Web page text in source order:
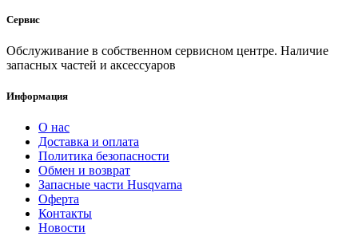
Сервис
Обслуживание в собственном сервисном центре. Наличие
запасных частей и аксессуаров
Информация
О нас
Доставка и оплата
Политика безопасности
Обмен и возврат
Запасные части Husqvarna
Оферта
Контакты
Новости